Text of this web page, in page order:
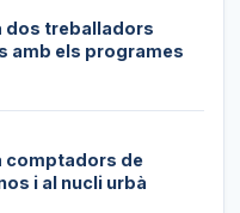
dos treballadors
amb els programes
comptadors de
i al nucli urbà